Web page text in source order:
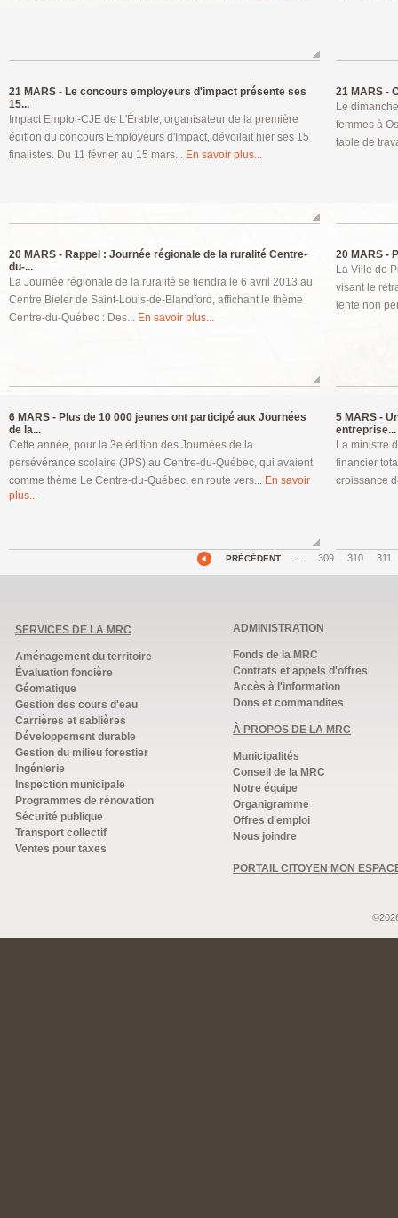
21 MARS - Le concours employeurs d'impact présente ses
15...
Impact Emploi-CJE de L'Érable, organisateur de la première
édition du concours Employeurs d'Impact, dévoilait hier ses 15
finalistes. Du 11 février au 15 mars... En savoir plus...
21 MARS -
Le
femmes à
table de
20 MARS - Rappel : Journée régionale de la ruralité Centre-
du-...
La Journée régionale de la ruralité se tiendra le 6 avril 2013 au
Centre Bieler de Saint-Louis-de-Blandford, affichant le thème
Centre-du-Québec : Des... En savoir plus...
20 MARS -
La Ville de
visant le
lente non
6 MARS - Plus de 10 000 jeunes ont participé aux Journées
de la...
Cette année, pour la 3e édition des Journées de la
persévérance scolaire (JPS) au Centre-du-Québec, qui avaient
comme thème Le Centre-du-Québec, en route vers... En savoir
plus...
5 MARS -
entreprise...
La ministre
financier
croissance
PRÉCÉDENT … 309 310 311
SERVICES DE LA MRC
Aménagement du territoire
Évaluation foncière
Géomatique
Gestion des cours d'eau
Carrières et sablières
Développement durable
Gestion du milieu forestier
Ingénierie
Inspection municipale
Programmes de rénovation
Sécurité publique
Transport collectif
Ventes pour taxes
ADMINISTRATION
Fonds de la MRC
Contrats et appels d'offres
Accès à l'information
Dons et commandites
À PROPOS DE LA MRC
Municipalités
Conseil de la MRC
Notre équipe
Organigramme
Offres d'emploi
Nous joindre
PORTAIL CITOYEN MON